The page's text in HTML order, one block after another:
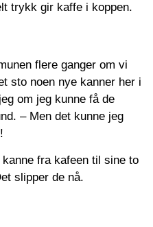
trykk gir kaffe i koppen.
flere ganger om vi
sto noen nye kanner her i
om jeg kunne få de
– Men det kunne jeg
fra kafeen til sine to
slipper de nå.